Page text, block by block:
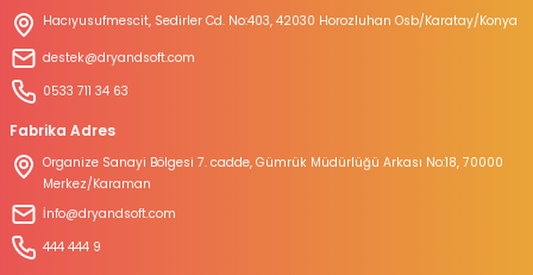
Hacıyusufmescit, Sedirler Cd. No:403, 42030 Horozluhan Osb/Karatay/Konya
destek@dryandsoft.com
0533 711 34 63
Fabrika Adres
Organize Sanayi Bölgesi 7. cadde, Gümrük Müdürlüğü Arkası No:18, 70000
Merkez/Karaman
İnfo@dryandsoft.com
444 444 9